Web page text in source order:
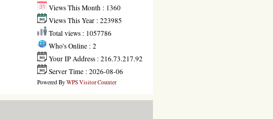
Views This Month : 1360
Views This Year : 223985
Total views : 1057786
Who's Online : 2
Your IP Address : 216.73.217.92
Server Time : 2026-08-06
Powered ByWPS Visitor Counter